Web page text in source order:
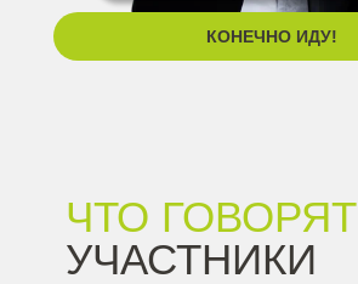
КОНЕЧНО ИДУ!
ЧТО ГОВОРЯТ
УЧАСТНИКИ